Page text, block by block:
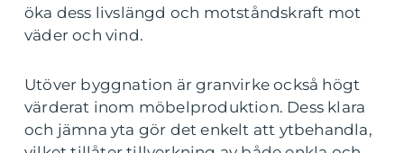
öka dess livslängd och motståndskraft mot
väder och vind.
Utöver byggnation är granvirke också högt
värderat inom möbelproduktion. Dess klara
och jämna yta gör det enkelt att ytbehandla,